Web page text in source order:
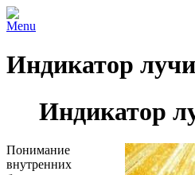
Menu
Индикатор
Индикатор
Понимание
внутренних